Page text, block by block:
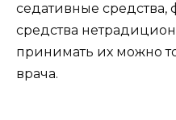
седативные средства,
средства
принимать их можно
врача.